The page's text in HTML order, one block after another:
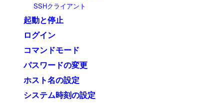
SSHクライアント
起動と停止
ログイン
コマンドモード
パスワードの変更
ホスト名の設定
システム時刻の設定